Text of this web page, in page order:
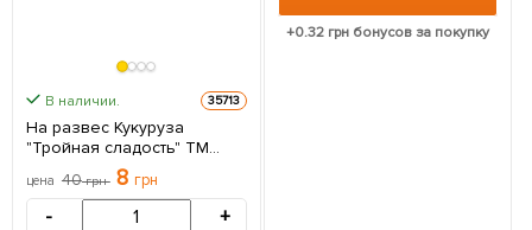
В наличии. 35713
На развес Кукуруза
"Тройная сладость" ТМ
"Весна" цена за 40г
цена 40грн 8 грн
- +
+0.32грн бонусов за покупку